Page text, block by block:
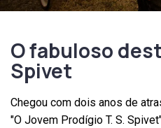
O fabuloso
Spivet
Chegou com dois anos de
"O Jovem Prodígio T. S.